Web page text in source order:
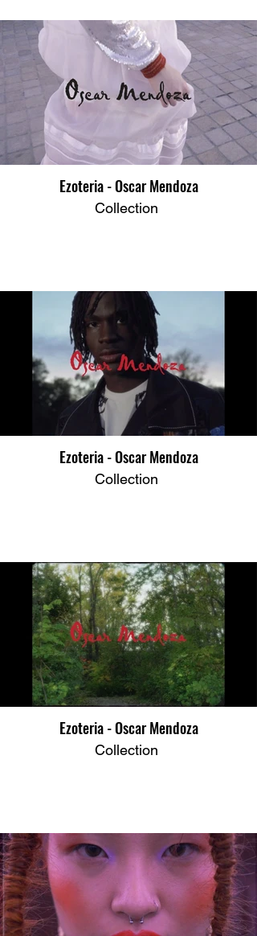
Ezoteria - Oscar Mendoza
Collection
Ezoteria - Oscar Mendoza
Collection
Ezoteria - Oscar Mendoza
Collection